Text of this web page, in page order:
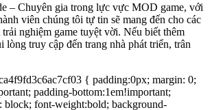
– Chuyên gia trong lực vực MOD game, với
viên chúng tôi tự tin sẽ mang đến cho các
nghiệm game tuyệt vời. Nếu biết thêm
lòng truy cập đến trang nhà phát triển, trân
{ padding:0px; margin: 0;
padding-bottom:1em!important;
block; font-weight:bold; background-